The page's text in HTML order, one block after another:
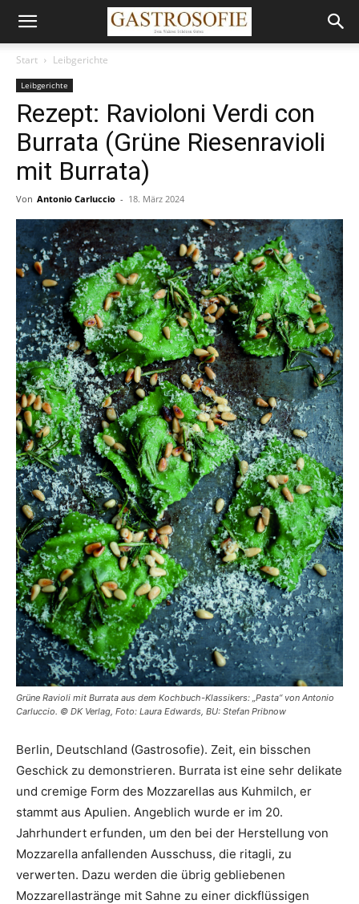
Start Leibgerichte
Leibgerichte
Rezept: Ravioloni Verdi con
Burrata (Grüne Riesenravioli
mit Burrata)
Von Antonio Carluccio - 18. März 2024
Grüne Ravioli mit Burrata aus dem Kochbuch-Klassikers: „Pasta“ von Antonio
Carluccio. © DK Verlag, Foto: Laura Edwards, BU: Stefan Pribnow
Berlin, Deutschland (Gastrosofie). Zeit, ein bisschen
Geschick zu demonstrieren. Burrata ist eine sehr delikate
und cremige Form des Mozzarellas aus Kuhmilch, er
stammt aus Apulien. Angeblich wurde er im 20.
Jahrhundert erfunden, um den bei der Herstellung von
Mozzarella anfallenden Ausschuss, die ritagli, zu
verwerten. Dazu werden die übrig gebliebenen
Mozzarellastränge mit Sahne zu einer dickflüssigen